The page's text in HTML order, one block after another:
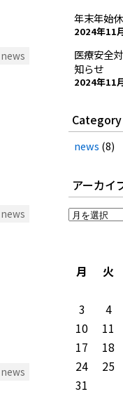
news
news
news
年末年始
2024年11
医療安全
知らせ
2024年11
Category
news (8)
アーカイ
ア
イ月
火
3
4
10
11
17
18
24
25
31